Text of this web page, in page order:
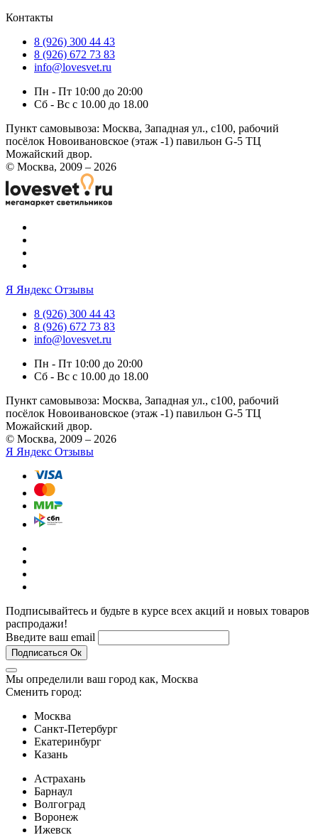
Контакты
8 (926) 300 44 43
8 (926) 672 73 83
info@lovesvet.ru
Пн - Пт 10:00 до 20:00
Сб - Вс с 10.00 до 18.00
Пункт самовывоза: Москва, Западная ул., с100, рабочий
посёлок Новоивановское (этаж -1) павильон G-5 ТЦ
Можайский двор.
© Москва, 2009 – 2026
Я Яндекс Отзывы
8 (926) 300 44 43
8 (926) 672 73 83
info@lovesvet.ru
Пн - Пт 10:00 до 20:00
Сб - Вс с 10.00 до 18.00
Пункт самовывоза: Москва, Западная ул., с100, рабочий
посёлок Новоивановское (этаж -1) павильон G-5 ТЦ
Можайский двор.
© Москва, 2009 – 2026
Я Яндекс Отзывы
Подписывайтесь и будьте в курсе всех акций и новых товаров
распродажи!
Введите ваш email
Подписаться Ок
Мы определили ваш город как, Москва
Сменить город:
Москва
Санкт-Петербург
Екатеринбург
Казань
Астрахань
Барнаул
Волгоград
Воронеж
Ижевск